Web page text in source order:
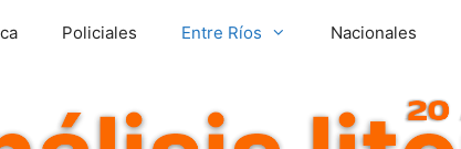
Policiales Entre Ríos Nacionales